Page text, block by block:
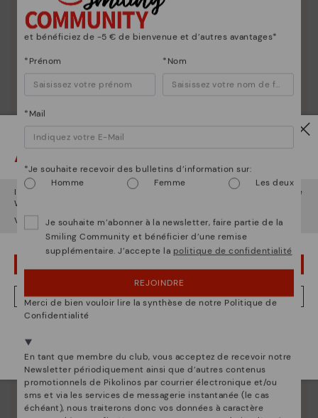
La nature de Pikolinos
Depuis 1984, nous nous efforçons de rendre chaque
chaussure unique.
Attention !
Il semble que vous êtes enÉtats-Unis
et vous allez accéder au site
Web de
Voulez-vous aller sur le site Web deÉtats-Unis?
NON, JE VEUX ALLER SUR LE SITE WEB DU BELGIQUE
et bénéficiez de -5 € de bienvenue et d’autres avantages*
*Prénom *Nom
*Mail
*Je souhaite recevoir des bulletins d’information sur:
Homme
Femme Les deux
Je souhaite m’abonner à la newsletter, faire partie de la
Smiling Community et bénéficier d’une remise
supplémentaire. J’accepte la politique de confidentialité
REJOINDRE
Merci de bien vouloir lire la synthèse de notre Politique de
Confidentialité
En tant que membre du club, vous acceptez de recevoir notre
Newsletter périodiquement ainsi que d’autres contenus
promotionnels de Pikolinos par courrier électronique et/ou
sms et via les services de messagerie instantanée (le cas
échéant), nous traiterons donc vos données à caractère